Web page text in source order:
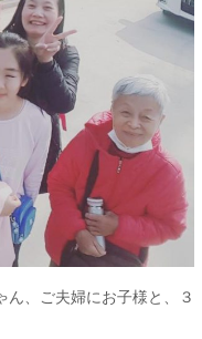
ん、ご夫婦にお子様と、３